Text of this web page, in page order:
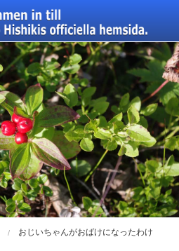
おじいちゃんがおばけになったわけ